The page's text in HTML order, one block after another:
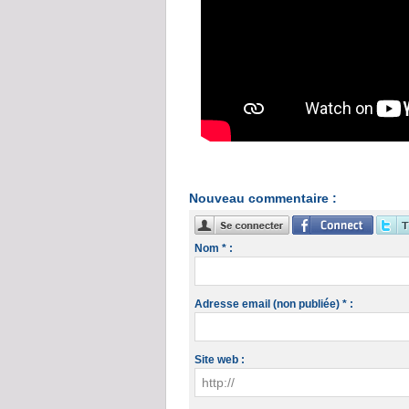
Nouveau commentaire :
Nom * :
Adresse email (non publiée) * :
Site web :